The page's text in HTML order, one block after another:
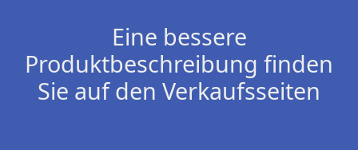
Eine bessere
Produktbeschreibung finden
Sie auf den Verkaufsseiten